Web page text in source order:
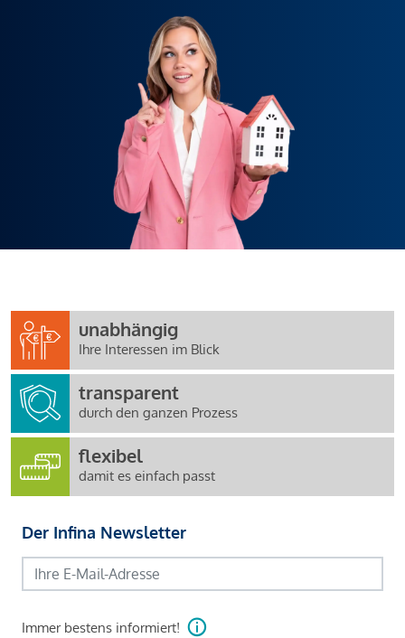
unabhängig
Ihre Interessen im Blick
transparent
durch den ganzen Prozess
flexibel
damit es einfach passt
Der Infina Newsletter
Immer bestens informiert!